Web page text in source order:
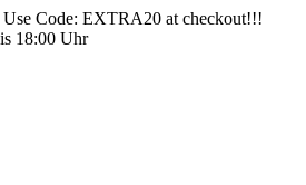
Code: EXTRA20 at checkout!!!
18:00 Uhr